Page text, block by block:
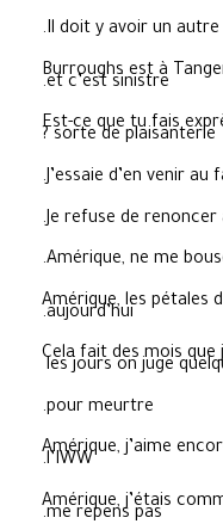
Il doit y avoir un
Burroughs est à
et c’est sinistre.
Est-ce que tu fais
sorte de plaisanterie ?
J’essaie d’en venir au
Je refuse de renoncer
Amérique, ne me
Amérique, les pétales
aujourd’hui.
Cela fait des mois que
les jours on juge
pour meurtre.
Amérique, j’aime
l’IWW.
Amérique, j’étais
me repens pas.